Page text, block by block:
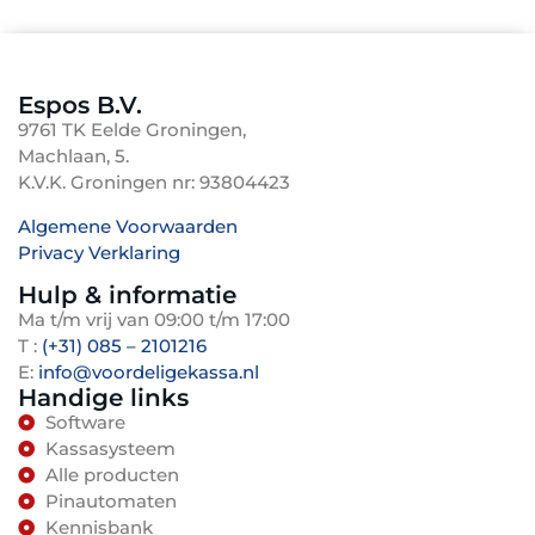
administratie en sturing.
sneller zelfstandig aan de slag kan. U krijgt ook
een betere grip op uw financiën, doordat omzet,
marges en btw inzichtelijker worden, wat sneller
bijsturen mogelijk maakt. Door een
toekomstproof systeem te kiezen, legt u een
stabiele basis die kan meegroeien met uw
onderneming, zonder dat u later opnieuw hoeft
te beginnen.
Espos B.V.
9761 TK Eelde Groningen,
Machlaan, 5.
K.V.K. Groningen nr: 93804423
Algemene Voorwaarden
Privacy Verklaring
Hulp & informatie
Ma t/m vrij van 09:00 t/m 17:00
T : (+31) 085 – 2101216
E: info@voordeligekassa.nl
Handige links
Software
Kassasysteem
Alle producten
Pinautomaten
Kennisbank